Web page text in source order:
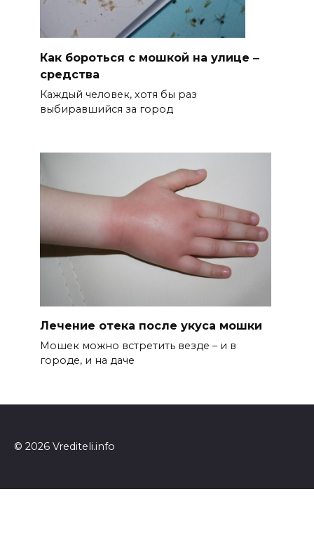
Как бороться с мошкой на улице ‒
средства
Каждый человек, хотя бы раз
выбиравшийся за город
Лечение отека после укуса мошки
Мошек можно встретить везде – и в
городе, и на даче
© 2026 Vrediteli.info